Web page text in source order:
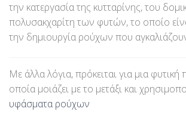
την κατεργασία της κυτταρίνης, του
πολυσακχαρίτη των φυτών, το οποίο
την δημιουργία ρούχων που
Με άλλα λόγια, πρόκειται για μια
οποία μοιάζει με το μετάξι και
υφάσματα ρούχων